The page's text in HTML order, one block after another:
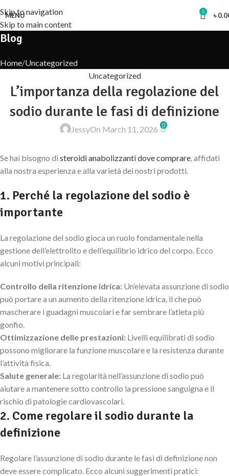
Skip to navigation
Skip to main content
MENU 0 ৳
Blog
Home Uncategorized
Uncategorized
L’importanza della regolazione del
sodio durante le fasi di definizione
JessyOn March 11, 2026 0
Se hai bisogno di steroidi anabolizzanti dove comprare, affidati
alla nostra esperienza e alla varietà dei nostri prodotti.
1. Perché la regolazione del sodio è
importante
La regolazione del sodio gioca un ruolo fondamentale nella
gestione dell’elettrolito e dell’equilibrio idrico del corpo. Ecco
alcuni motivi principali:
Controllo della ritenzione idrica: Un’elevata assunzione di sodio
può portare a un aumento della ritenzione idrica, il che può
mascherare i guadagni muscolari e far sembrare l’atleta più
gonfio.
Ottimizzazione delle prestazioni: Livelli equilibrati di sodio
possono migliorare la funzione muscolare e la resistenza durante
l’attività fisica.
Salute generale: La regolarità nell’assunzione di sodio può
aiutare a mantenere sotto controllo la pressione sanguigna e il
rischio di patologie cardiovascolari.
2. Come regolare il sodio durante la
definizione
Regolare l’assunzione di sodio durante le fasi di definizione non
deve essere complicato. Ecco alcuni suggerimenti pratici: